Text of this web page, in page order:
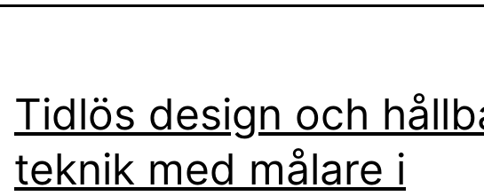
Tidlös design och
teknik med målare i